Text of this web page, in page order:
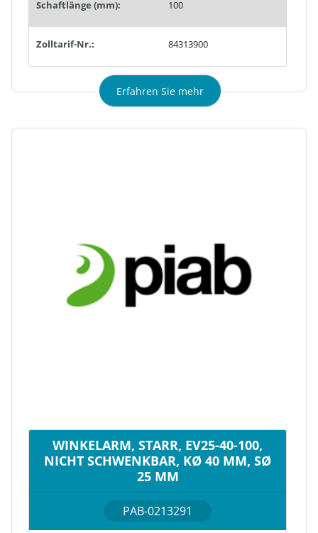
Schaftlänge (mm): 100
Zolltarif-Nr.: 84313900
Erfahren Sie mehr
WINKELARM, STARR, EV25-40-100,
NICHT SCHWENKBAR, KØ 40 MM, SØ
25 MM
PAB-0213291